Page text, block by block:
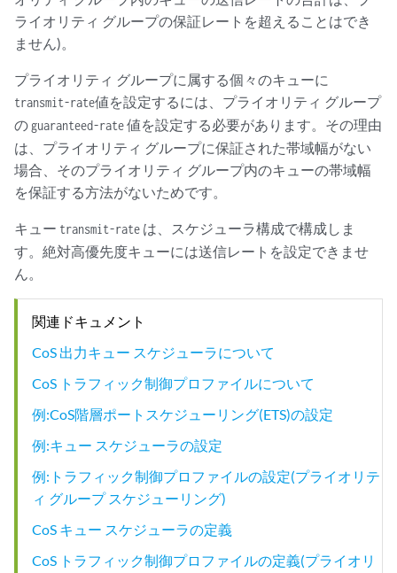
ライオリティ グループの保証レートを超えることはでき
ません)。
プライオリティ グループに属する個々のキューに
transmit-rate値を設定するには、プライオリティ グループ
の guaranteed-rate値を設定する必要があります。その理由
は、プライオリティ グループに保証された帯域幅がない
場合、そのプライオリティ グループ内のキューの帯域幅
を保証する方法がないためです。
キュー transmit-rate は、スケジューラ構成で構成しま
す。絶対高優先度キューには送信レートを設定できませ
ん。
関連ドキュメント
CoS 出力キュー スケジューラについて
CoS トラフィック制御プロファイルについて
例:CoS階層ポートスケジューリング(ETS)の設定
例:キュー スケジューラの設定
例:トラフィック制御プロファイルの設定(プライオリテ
ィ グループ スケジューリング)
CoS キュー スケジューラの定義
CoS トラフィック制御プロファイルの定義(プライオリ